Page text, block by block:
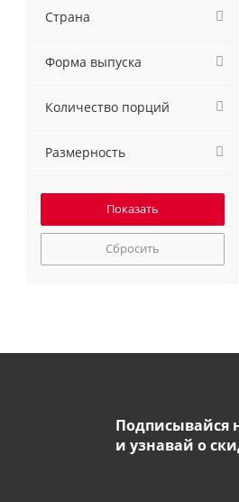
Страна
Форма выпуска
Количество порций
Размерность
Сбросить
Подписывайся
и узнавай о